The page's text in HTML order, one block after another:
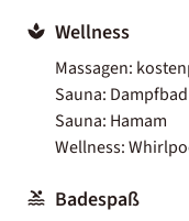
Wellness
Massagen:
Sauna: Dampfbad
Sauna: Hamam
Wellness:
Badespaß